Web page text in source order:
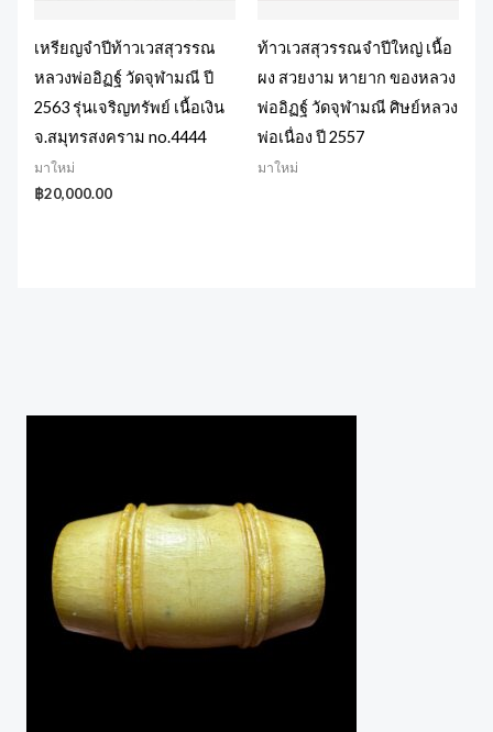
เหรียญจำปีท้าวเวสสุวรรณ
หลวงพ่ออิฏฐ์ วัดจุฬามณี ปี
2563 รุ่นเจริญทรัพย์ เนื้อเงิน
จ.สมุทรสงคราม no.4444
มาใหม่
฿20,000.00
ท้าวเวสสุวรรณจำปีใหญ่ เนื้อ
ผง สวยงาม หายาก ของหลวง
พ่ออิฏฐ์ วัดจุฬามณี ศิษย์หลวง
พ่อเนื่อง ปี 2557
มาใหม่